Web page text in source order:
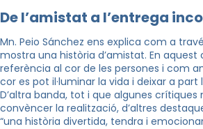
De l’amistat a l’entrega
Mn. Peio Sánchez ens explica com a
mostra una història d’amistat. En aquest
referència al cor de les persones i com
cor es pot il·luminar la vida i deixar a part
D’altra banda, tot i que algunes
convèncer la realització, d’altres
“una història divertida, tendra i